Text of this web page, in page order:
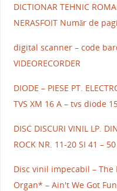
DICTIONAR TEHNIC
NERASFOIT Număr de
digital scanner – code
VIDEORECORDER
DIODE – PIESE PT.
TVS XM 16 A – tvs diode
DISC DISCURI VINIL LP.
ROCK NR. 11-20 SI 41 –
Disc vinil impecabil –
Organ* – Ain't We Got Fun